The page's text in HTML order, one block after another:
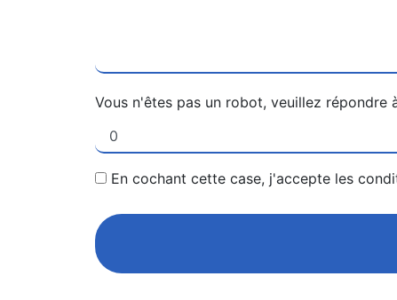
Vous n'êtes pas un robot, veuillez
En cochant cette case, j'accepte les